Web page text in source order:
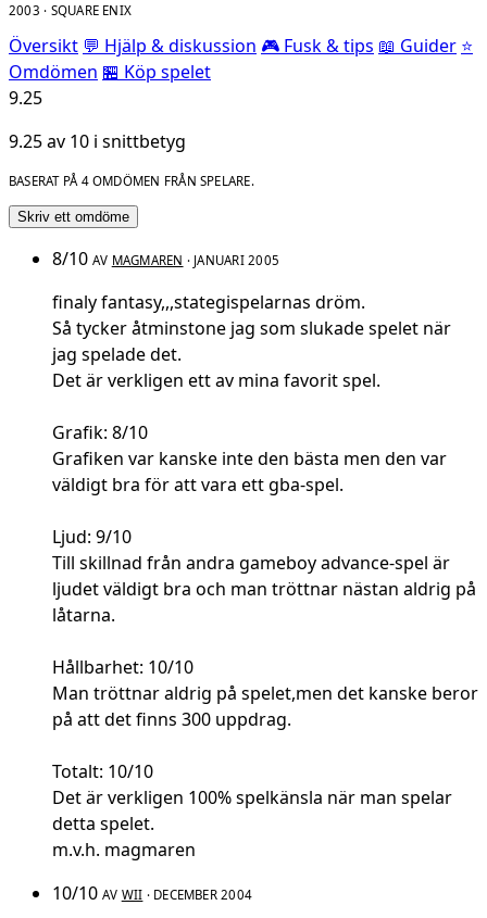
2003 · SQUARE ENIX
Översikt 💬 Hjälp & diskussion 🎮 Fusk & tips 📖 Guider ⭐
Omdömen 🏪 Köp spelet
9.25
9.25 av 10 i snittbetyg
BASERAT PÅ 4 OMDÖMEN FRÅN SPELARE.
Skriv ett omdöme
8/10 AV MAGMAREN · JANUARI 2005
finaly fantasy,,,stategispelarnas dröm.
Så tycker åtminstone jag som slukade spelet när
jag spelade det.
Det är verkligen ett av mina favorit spel.
Grafik: 8/10
Grafiken var kanske inte den bästa men den var
väldigt bra för att vara ett gba-spel.
Ljud: 9/10
Till skillnad från andra gameboy advance-spel är
ljudet väldigt bra och man tröttnar nästan aldrig på
låtarna.
Hållbarhet: 10/10
Man tröttnar aldrig på spelet,men det kanske beror
på att det finns 300 uppdrag.
Totalt: 10/10
Det är verkligen 100% spelkänsla när man spelar
detta spelet.
m.v.h. magmaren
10/10 AV WII · DECEMBER 2004